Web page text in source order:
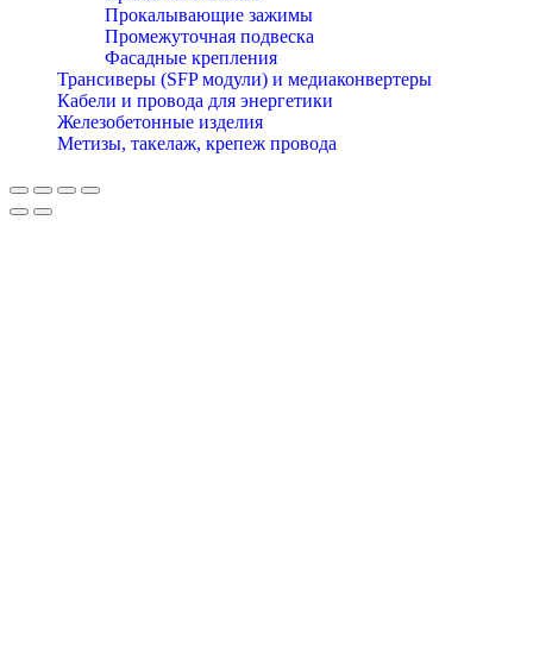
Прокалывающие зажимы
Промежуточная подвеска
Фасадные крепления
Трансиверы (SFP модули) и медиаконвертеры
Кабели и провода для энергетики
Железобетонные изделия
Метизы, такелаж, крепеж провода